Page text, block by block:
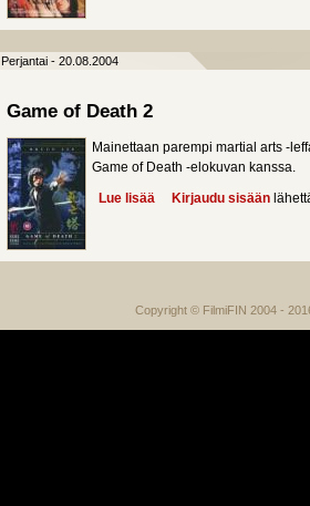
Perjantai - 20.08.2004
Game of Death 2
Mainettaan parempi martial arts -
Game of Death -elokuvan kanssa.
Lue lisää about Game of Death 2
Kirjaudu sisään
Copyright © FilmiFIN 2004 -